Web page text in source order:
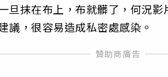
旦抹在布上，布就髒了，何況
議，很容易造成私密處感染。